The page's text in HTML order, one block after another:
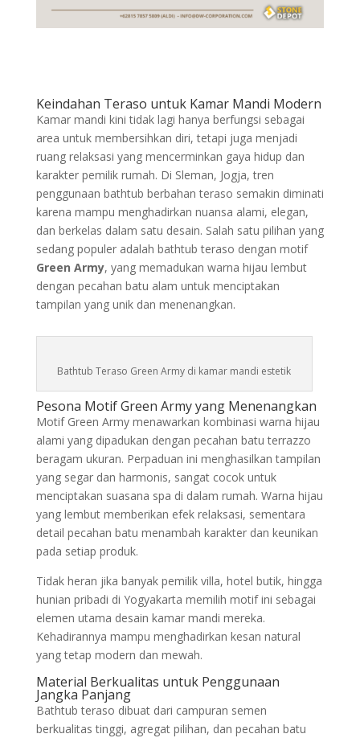
Keindahan Teraso untuk Kamar Mandi Modern
Kamar mandi kini tidak lagi hanya berfungsi sebagai
area untuk membersihkan diri, tetapi juga menjadi
ruang relaksasi yang mencerminkan gaya hidup dan
karakter pemilik rumah. Di Sleman, Jogja, tren
penggunaan bathtub berbahan teraso semakin diminati
karena mampu menghadirkan nuansa alami, elegan,
dan berkelas dalam satu desain. Salah satu pilihan yang
sedang populer adalah bathtub teraso dengan motif
Green Army, yang memadukan warna hijau lembut
dengan pecahan batu alam untuk menciptakan
tampilan yang unik dan menenangkan.
Bathtub Teraso Green Army di kamar mandi estetik
Pesona Motif Green Army yang Menenangkan
Motif Green Army menawarkan kombinasi warna hijau
alami yang dipadukan dengan pecahan batu terrazzo
beragam ukuran. Perpaduan ini menghasilkan tampilan
yang segar dan harmonis, sangat cocok untuk
menciptakan suasana spa di dalam rumah. Warna hijau
yang lembut memberikan efek relaksasi, sementara
detail pecahan batu menambah karakter dan keunikan
pada setiap produk.
Tidak heran jika banyak pemilik villa, hotel butik, hingga
hunian pribadi di Yogyakarta memilih motif ini sebagai
elemen utama desain kamar mandi mereka.
Kehadirannya mampu menghadirkan kesan natural
yang tetap modern dan mewah.
Material Berkualitas untuk Penggunaan
Jangka Panjang
Bathtub teraso dibuat dari campuran semen
berkualitas tinggi, agregat pilihan, dan pecahan batu